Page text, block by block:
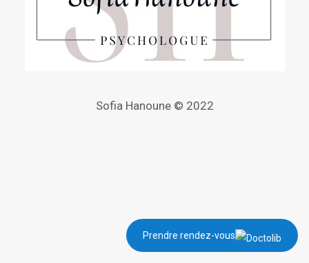
Prendre rendez-vous
Sofia Hanoune © 2022